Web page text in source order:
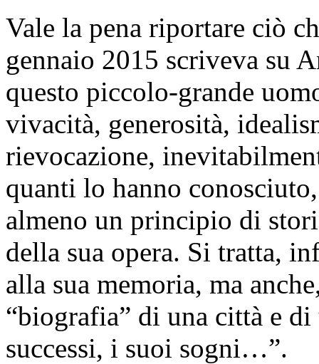
Vale la pena riportare ciò
gennaio 2015 scriveva su
questo piccolo-grande
vivacità, generosità,
rievocazione,
quanti lo hanno
almeno un principio di
della sua opera. Si tratta,
alla sua memoria, ma
“biografia” di una città e
successi, i suoi sogni…”.